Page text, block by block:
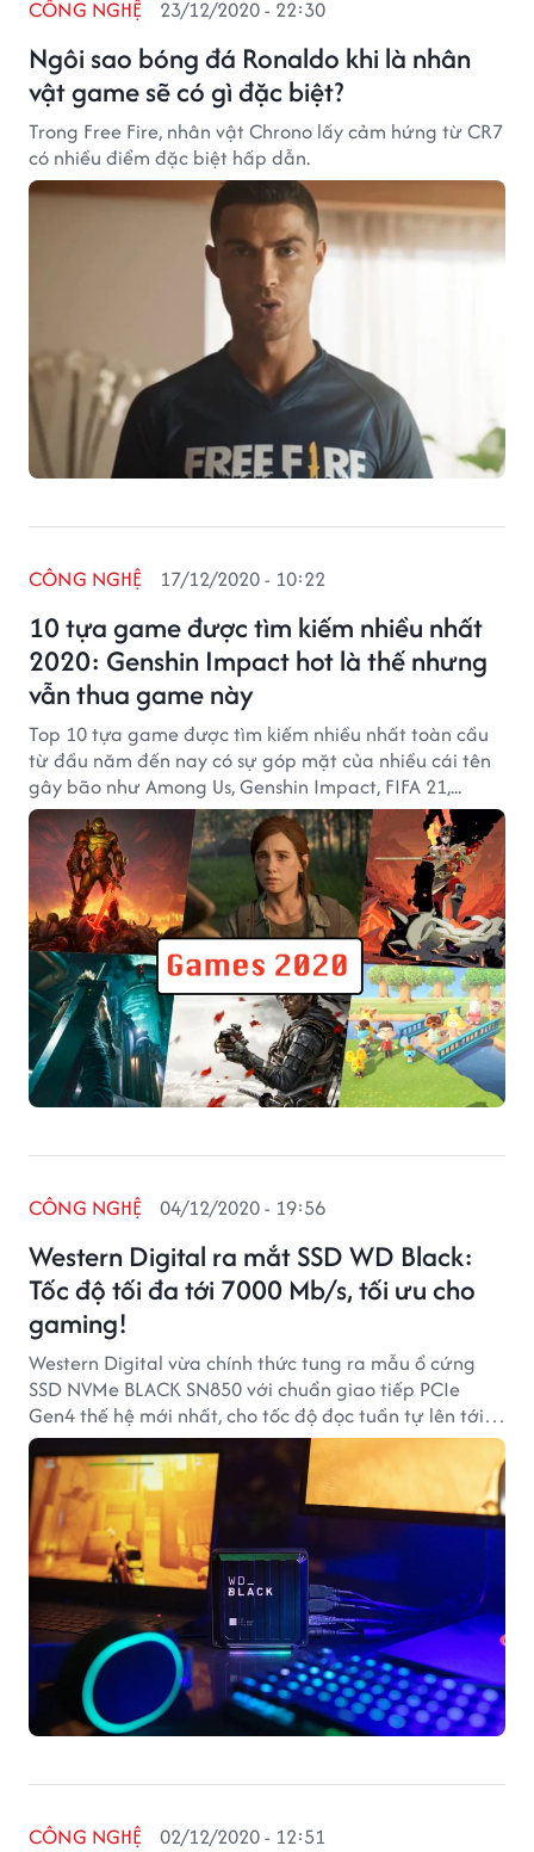
Ngôi sao bóng đá Ronaldo khi là nhân
vật game sẽ có gì đặc biệt?
CÔNG NGHỆ 23/12/2020 - 22:30
Trong Free Fire, nhân vật Chrono lấy cảm hứng từ CR7
có nhiều điểm đặc biệt hấp dẫn.
10 tựa game được tìm kiếm nhiều nhất
2020: Genshin Impact hot là thế nhưng
vẫn thua game này
CÔNG NGHỆ 17/12/2020 - 10:22
Top 10 tựa game được tìm kiếm nhiều nhất toàn cầu
từ đầu năm đến nay có sự góp mặt của nhiều cái tên
gây bão như Among Us, Genshin Impact, FIFA 21,...
Western Digital ra mắt SSD WD Black:
Tốc độ tối đa tới 7000 Mb/s, tối ưu cho
gaming!
CÔNG NGHỆ 04/12/2020 - 19:56
Western Digital vừa chính thức tung ra mẫu ổ cứng
SSD NVMe BLACK SN850 với chuẩn giao tiếp PCIe
Gen4 thế hệ mới nhất, cho tốc độ đọc tuần tự lên tới
7000 MB/s và thông số IOPS lên đến 1.000.000 (đối với
phiên bản dung lượng 1TB và 2TB).
CÔNG NGHỆ 02/12/2020 - 12:51